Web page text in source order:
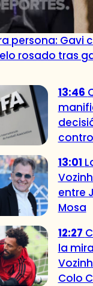
persona: Gavi
rosado tras
13:46
13:01
entre
Mosa
12:27
la
Colo